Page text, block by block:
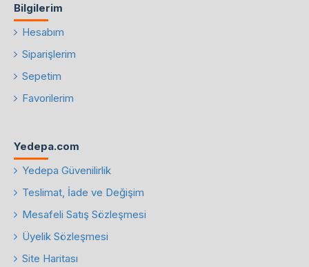
Bilgilerim
Hesabım
Siparişlerim
Sepetim
Favorilerim
Yedepa.com
Yedepa Güvenilirlik
Teslimat, İade ve Değişim
Mesafeli Satış Sözleşmesi
Üyelik Sözleşmesi
Site Haritası